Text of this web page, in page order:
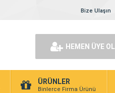
Bize Ulaşın
HEMEN ÜYE OL
ÜRÜNLER
Binlerce Firma Ürünü